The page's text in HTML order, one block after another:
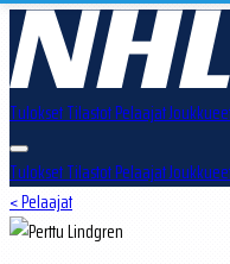
TuloksetTilastotPelaajat
TuloksetTilastotPelaajat
< Pelaajat